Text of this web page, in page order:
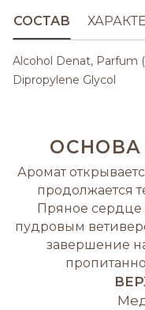
СОСТАВ
Alcohol Denat, Parfum
Dipropylene Glycol
Аромат
продолжается
Пряное сердце
пудровым
завершение